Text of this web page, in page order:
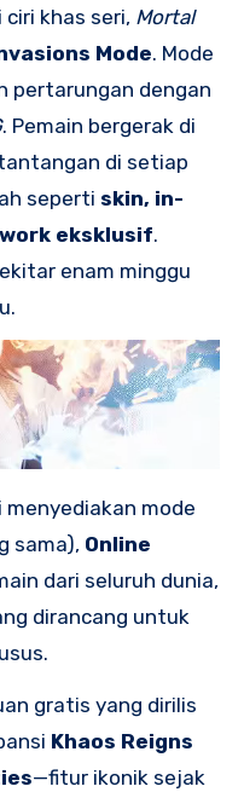
khas seri, Mortal
Mode. Mode
pertarungan dengan
. Pemain bergerak di
di setiap
seperti skin, in-
eksklusif.
enam minggu
menyediakan mode
sama), Online
dari seluruh dunia,
dirancang untuk
gratis yang dirilis
Khaos Reigns
—fitur ikonik sejak